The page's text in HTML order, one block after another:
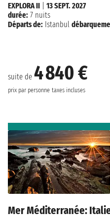
suite de 4 840 €
prix par personne taxes incluses
EXPLORA II
13 SEPT. 2027
durée: 7 nuits
Départs de: Istanbul
Mer Méditerranée: